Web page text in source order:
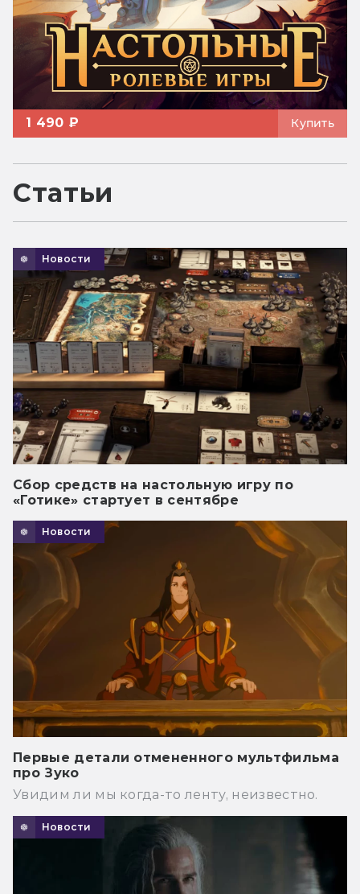
1 490 ₽ Купить
Статьи
Новости
Сбор средств на настольную игру по
«Готике» стартует в сентябре
Новости
Первые детали отмененного мультфильма
про Зуко
Увидим ли мы когда-то ленту, неизвестно.
Новости